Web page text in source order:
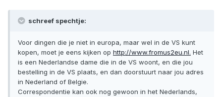
schreef spechtje:
Voor dingen die je niet in europa, maar wel in de VS kunt
kopen, moet je eens kijken op http://www.fromus2eu.nl. Het
is een Nederlandse dame die in de VS woont, en die jou
bestelling in de VS plaats, en dan doorstuurt naar jou adres
in Nederland of Belgie.
Correspondentie kan ook nog gewoon in het Nederlands,